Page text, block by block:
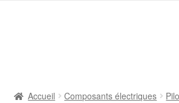
Accueil Composants électriques